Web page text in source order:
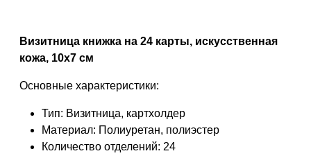
Визитница книжка на 24 карты, искусственная
кожа, 10x7 см
Основные характеристики:
Тип: Визитница, картхолдер
Материал: Полиуретан, полиэстер
Количество отделений: 24